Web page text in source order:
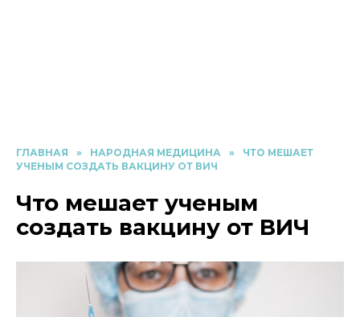
ГЛАВНАЯ » НАРОДНАЯ МЕДИЦИНА »
ЧТО МЕШАЕТ
УЧЕНЫМ СОЗДАТЬ ВАКЦИНУ ОТ ВИЧ
Что мешает ученым
создать вакцину от ВИЧ